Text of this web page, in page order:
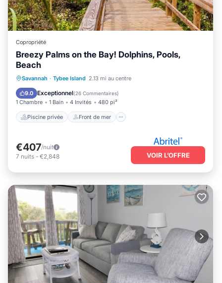
Copropriété
Breezy Palms on the Bay! Dolphins, Pools,
Beach
Savannah · Tybee Island 2.13 mi au centre
9.0 Exceptionnel(26 Commentaires)
1 Chambre 1 Bain 4 Invités 480 pi²
Piscine privée Front de mer
Piscine privée
Front de mer
Cheminée/Chauffage
€407/nuit
7 nuits - €2,848 VOIR L’OFFRE